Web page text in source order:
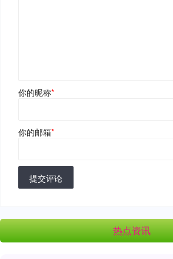
你的昵称*
你的邮箱*
提交评论
热点资讯